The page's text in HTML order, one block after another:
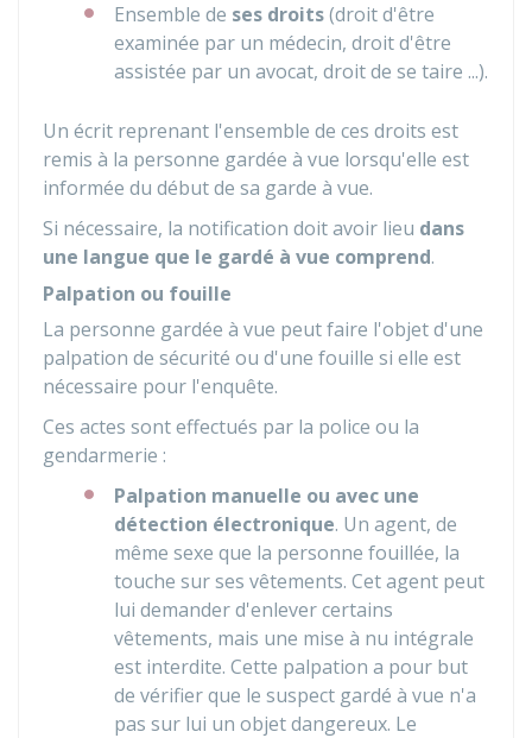
Ensemble de ses droits(droit d'être
examinée par un médecin, droit d'être
assistée par un avocat, droit de se taire ...).
Un écrit reprenant l'ensemble de ces droits est
remis à la personne gardée à vue lorsqu'elle est
informée du début de sa garde à vue.
Si nécessaire, la notification doit avoir lieu dans
une langue que le gardé à vue comprend.
Palpation ou fouille
La personne gardée à vue peut faire l'objet d'une
palpation de sécurité ou d'une fouille si elle est
nécessaire pour l'enquête.
Ces actes sont effectués par la police ou la
gendarmerie :
Palpation manuelle ou avec une
détection électronique. Un agent, de
même sexe que la personne fouillée, la
touche sur ses vêtements. Cet agent peut
lui demander d'enlever certains
vêtements, mais une mise à nu intégrale
est interdite. Cette palpation a pour but
de vérifier que le suspect gardé à vue n'a
pas sur lui un objet dangereux. Le